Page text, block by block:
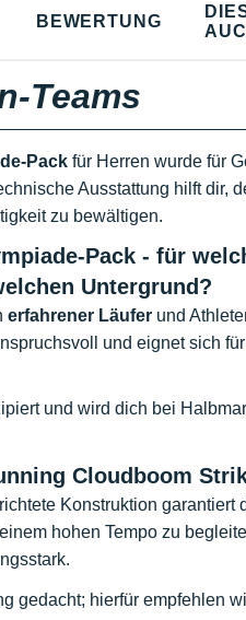
BEWERTUNG
Teams
Pack für Herren wurde für
Ausstattung hilft dir,
zu bewältigen.
Pack - für
Untergrund?
erfahrener Läufer und
und eignet sich für
und wird dich bei
Cloudboom
Konstruktion
hohen Tempo zu
gedacht; hierfür empfehlen